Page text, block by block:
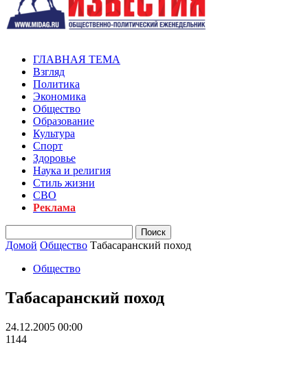
ГЛАВНАЯ ТЕМА
Взгляд
Политика
Экономика
Общество
Образование
Культура
Спорт
Здоровье
Наука и религия
Стиль жизни
СВО
Реклама
Домой Общество Табасаранский поход
Общество
Табасаранский поход
24.12.2005 00:00
1144